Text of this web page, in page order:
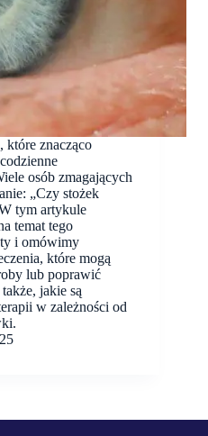
które znacząco
osób zmagających
„Czy stożek
tym artykule
temat tego
i omówimy
które mogą
lub poprawić
jakie są
w zależności od